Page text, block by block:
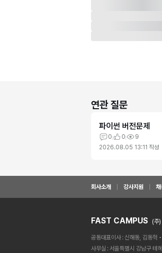
연관 질문
파이썬 버전문제
0 0
9
2026.08.05 13:11 작성
회사소개 강사지원 채
FAST CAMPUS (주)
공동대표이사 신해동, 김동혁
사무실 서울특별시 강남구